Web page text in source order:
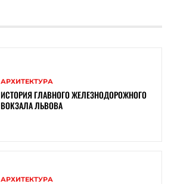
АРХИТЕКТУРА
ИСТОРИЯ ГЛАВНОГО ЖЕЛЕЗНОДОРОЖНОГО
ВОКЗАЛА ЛЬВОВА
АРХИТЕКТУРА